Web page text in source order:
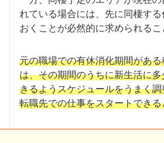
れている場合には、先に同棲す
おくことが必然的に求められるこ
元の職場での有休消化期間があ
は、その期間のうちに新生活に
きるようスケジュールをうまく
転職先での仕事をスタートでき